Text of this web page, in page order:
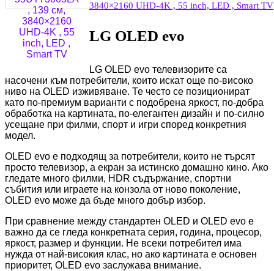
3840×2160 UHD-4K , 55 inch, LED , Smart TV
LG OLED evo
LG OLED evo телевизорите са
насочени към потребители, които искат още по-високо
ниво на OLED изживяване. Те често се позиционират
като по-премиум варианти с подобрена яркост, по-добра
обработка на картината, по-елегантен дизайн и по-силно
усещане при филми, спорт и игри според конкретния
модел.
OLED evo е подходящ за потребители, които не търсят
просто телевизор, а екран за истинско домашно кино. Ако
гледате много филми, HDR съдържание, спортни
събития или играете на конзола от ново поколение,
OLED evo може да бъде много добър избор.
При сравнение между стандартен OLED и OLED evo е
важно да се гледа конкретната серия, година, процесор,
яркост, размер и функции. Не всеки потребител има
нужда от най-високия клас, но ако картината е основен
приоритет, OLED evo заслужава внимание.